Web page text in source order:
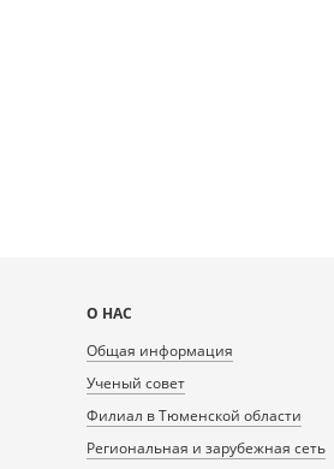
Карта
сайта
О НАС
Общая информация
Ученый совет
Филиал в Тюменской области
Региональная и зарубежная сеть